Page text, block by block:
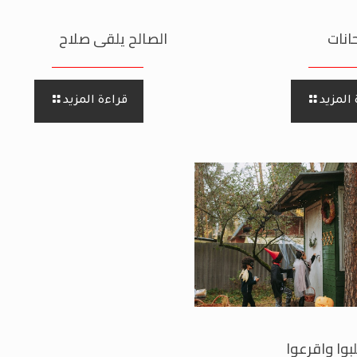
المزيد
الصالح يلقى صلاح
قراءة المزيد
واقرعوا